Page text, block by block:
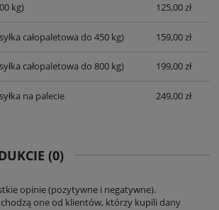
kg) 125,00 zł
całopaletowa do 450 kg) 159,00 zł
całopaletowa do 800 kg) 199,00 zł
na palecie
249,00 zł
(0)
opinie (pozytywne i negatywne).
one od klientów, którzy kupili dany